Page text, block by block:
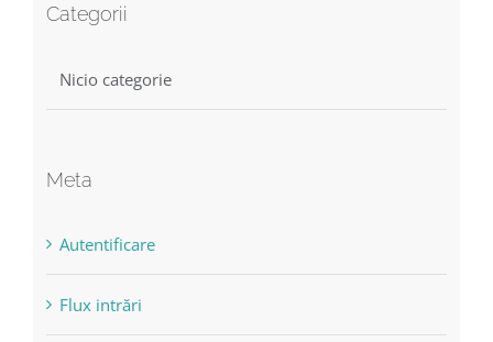
Categorii
Nicio categorie
Meta
Autentificare
Flux intrări